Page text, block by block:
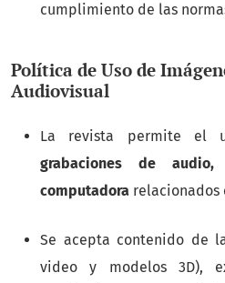
cumplimiento de las
Política de Uso de
Audiovisual
La revista permite el
grabaciones de
computadora relacionados
Se acepta contenido de
video y modelos 3D),